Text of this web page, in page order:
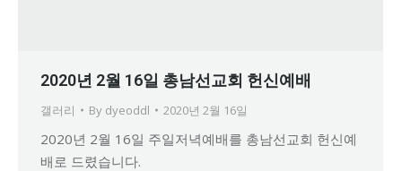
2020년 2월 16일 총남선교회 헌신예배
갤러리 By dyeoddl 2020년 2월 16일
2020년 2월 16일 주일저녁예배를 총남선교회 헌신예
배로 드렸습니다.